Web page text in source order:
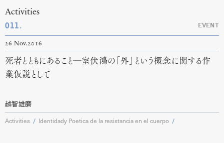
Activities
011. EVENT
26 Nov.2016
死者とともにあること─室伏鴻の「外」という概念に関する作
業仮説として
越智雄磨
Activities Identidady Poetica de la resistancia en el cuerpo